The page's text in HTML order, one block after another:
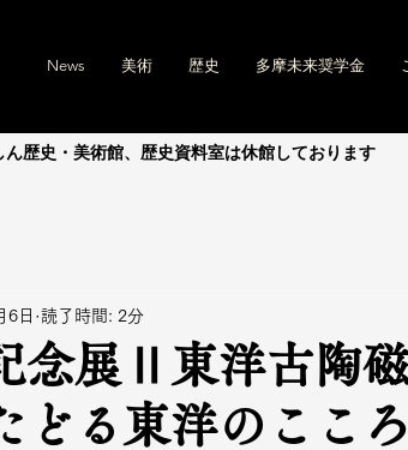
News 美術 歴史 多摩未来奨学金
ん歴史・美術館、歴史資料室は休館しております
念展Ⅱ東洋古陶
どる東洋のここ
6日 読了時間: 2分